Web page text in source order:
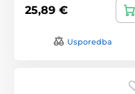
25,89 €
Usporedba